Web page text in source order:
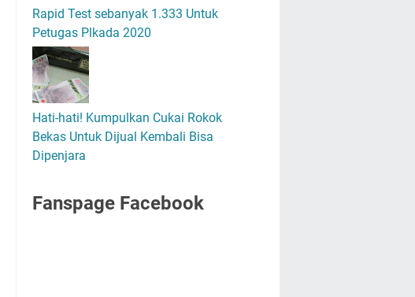
Rapid Test sebanyak 1.333 Untuk
Petugas Plkada 2020
Hati-hati! Kumpulkan Cukai Rokok
Bekas Untuk Dijual Kembali Bisa
Dipenjara
Fanspage Facebook